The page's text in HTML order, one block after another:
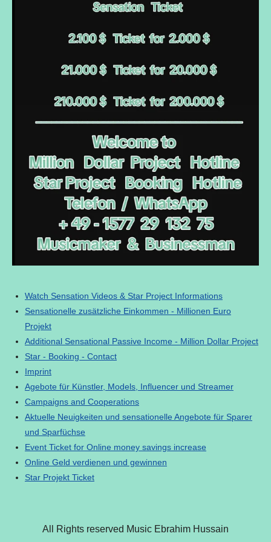
Watch Sensation Videos & Star Project Informations
Sensationelle zusätzliche Einkommen - Millionen Euro
Projekt
Additional Sensational Passive Income - Million Dollar Project
Star - Booking - Contact
Imprint
Agebote für Künstler, Models, Influencer und Streamer
Campaigns and Cooperations
Aktuelle Neuigkeiten und sensationelle Angebote für Sparer
und Sparfüchse
Event Ticket for Online money savings increase
Online Geld verdienen und gewinnen
Star Projekt Ticket
All Rights reserved Music Ebrahim Hussain